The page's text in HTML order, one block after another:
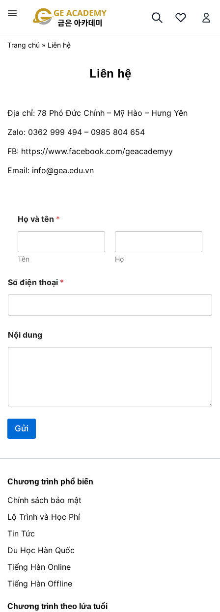
đến
dungTrang chủ » Liên hệ
Liên hệ
Địa chỉ: 78 Phó Đức Chính – Mỹ Hào – Hưng Yên
Zalo: 0362 999 494 – 0985 804 654
FB: https://www.facebook.com/geacademyy
Email: info@gea.edu.vn
Họ và tên *
Tên Họ
ê
n
ộ
d
u
n
Số điện thoại *
Nội dung
Gửi
Chương trình phổ biến
Chính sách bảo mật
Lộ Trình và Học Phí
Tin Tức
Du Học Hàn Quốc
Tiếng Hàn Online
Tiếng Hàn Offline
Chương trình theo lứa tuổi